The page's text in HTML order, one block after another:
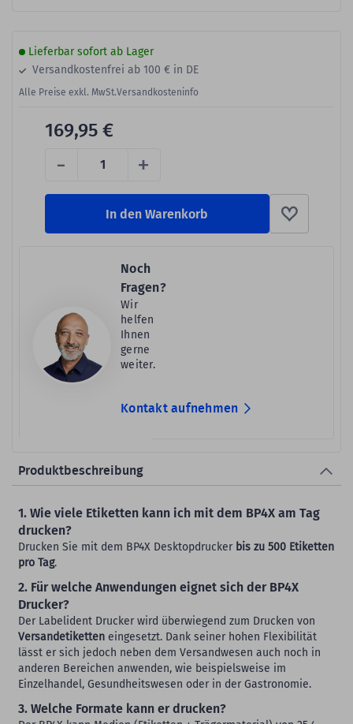
Lieferbar sofort ab Lager
Versandkostenfrei ab 100 € in DE
Alle Preise exkl. MwSt.Versandkosteninfo
- +
169,95 €
In den Warenkorb
Noch
Fragen?
Wir
helfen
Ihnen
gerne
weiter.
Kontakt aufnehmen
Produktbeschreibung
1. Wie viele Etiketten kann ich mit dem BP4X am Tag
drucken?
Drucken Sie mit dem BP4X Desktopdrucker bis zu 500 Etiketten
pro Tag.
2. Für welche Anwendungen eignet sich der BP4X
Drucker?
Der Labelident Drucker wird überwiegend zum Drucken von
Versandetiketten eingesetzt. Dank seiner hohen Flexibilität
lässt er sich jedoch neben dem Versandwesen auch noch in
anderen Bereichen anwenden, wie beispielsweise im
Einzelhandel, Gesundheitswesen oder in der Gastronomie.
3. Welche Formate kann er drucken?